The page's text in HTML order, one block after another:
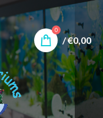
0
/€0,00